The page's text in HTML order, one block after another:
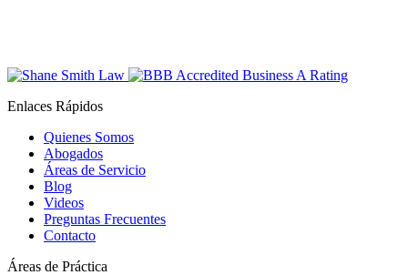
Enlaces Rápidos
Quienes Somos
Abogados
Áreas de Servicio
Blog
Videos
Preguntas Frecuentes
Contacto
Áreas de Práctica